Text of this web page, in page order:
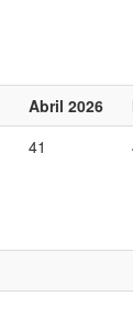
Abril 2026
41